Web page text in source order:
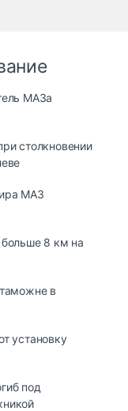
МАЗа
столкновении
МАЗ
8 км на
в
ycтaнoвкy
под